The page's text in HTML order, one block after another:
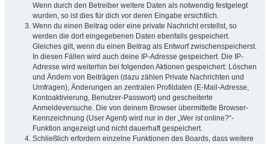
Wenn durch den Betreiber weitere Daten als notwendig festgelegt
wurden, so ist dies für dich vor deren Eingabe ersichtlich.
Wenn du einen Beitrag oder eine private Nachricht erstellst, so
werden die dort eingegebenen Daten ebenfalls gespeichert.
Gleiches gilt, wenn du einen Beitrag als Entwurf zwischenspeicherst.
In diesen Fällen wird auch deine IP-Adresse gespeichert. Die IP-
Adresse wird weiterhin bei folgenden Aktionen gespeichert: Löschen
und Ändern von Beiträgen (dazu zählen Private Nachrichten und
Umfragen), Änderungen an zentralen Profildaten (E-Mail-Adresse,
Kontoaktivierung, Benutzer-Passwort) und gescheiterte
Anmeldeversuche. Die von deinem Browser übermittelte Browser-
Kennzeichnung (User Agent) wird nur in der „Wer ist online?“-
Funktion angezeigt und nicht dauerhaft gespeichert.
Schließlich erfordern einzelne Funktionen des Boards, dass weitere